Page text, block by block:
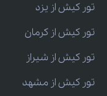
تور کیش از یزد
تور کیش از کرمان
تور کیش از شیراز
تور کیش از مشهد